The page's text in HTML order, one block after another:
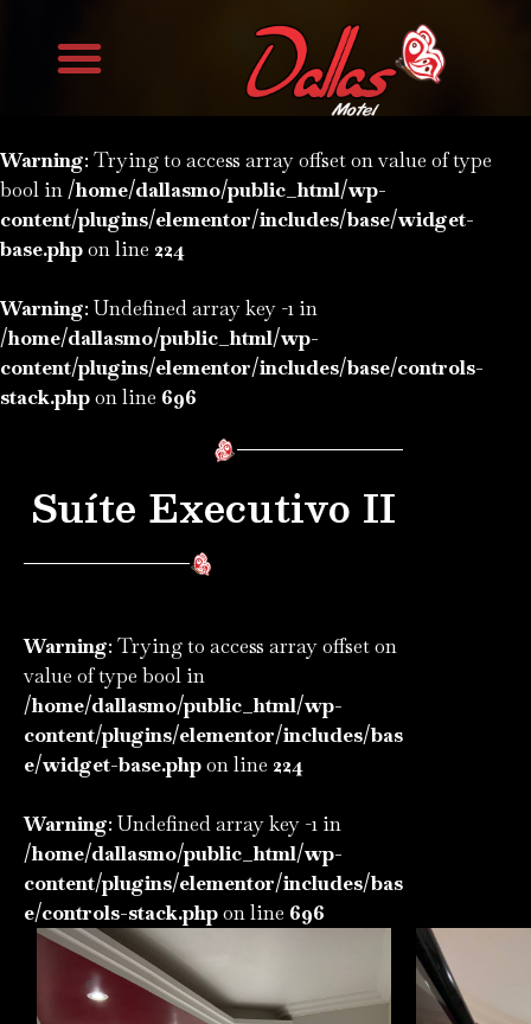
Warning: Trying to access array offset on value of type
bool in /home/dallasmo/public_html/wp-
content/plugins/elementor/includes/base/widget-
base.phpon line 224
Warning: Undefined array key -1 in
/home/dallasmo/public_html/wp-
content/plugins/elementor/includes/base/controls-
stack.phpon line 696
Suíte Executivo II
Warning: Trying to access array offset on
value of type bool in
/home/dallasmo/public_html/wp-
content/plugins/elementor/includes/bas
e/widget-base.phpon line 224
Warning: Undefined array key -1 in
/home/dallasmo/public_html/wp-
content/plugins/elementor/includes/bas
e/controls-stack.phpon line 696